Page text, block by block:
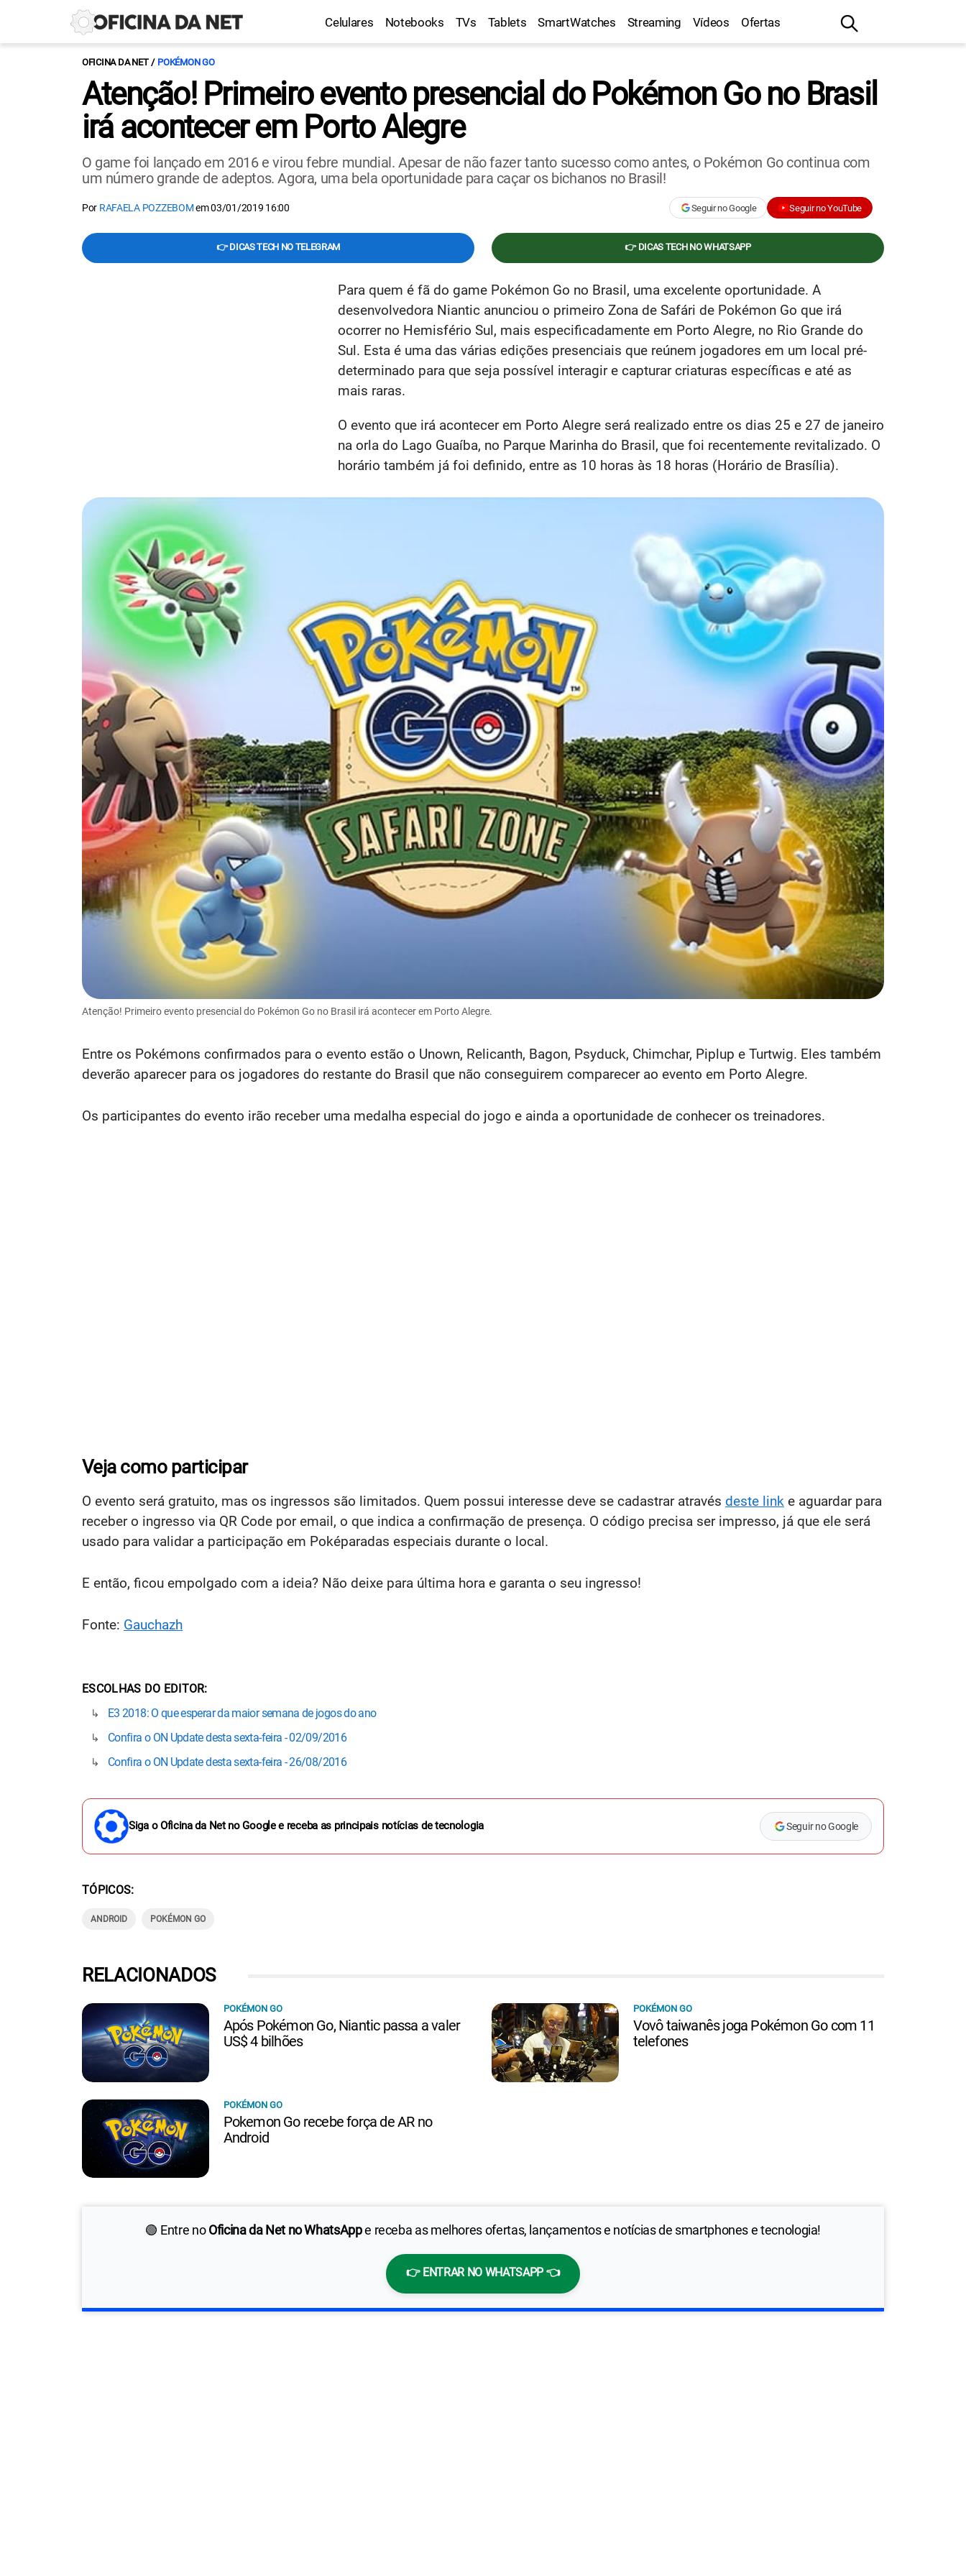
Celulares Notebooks TVs Tablets SmartWatches Streaming Vídeos Ofertas
OFICINA DA NET POKÉMON GO
Atenção! Primeiro evento presencial do Pokémon Go no Brasil
irá acontecer em Porto Alegre
O game foi lançado em 2016 e virou febre mundial. Apesar de não fazer tanto sucesso como antes, o Pokémon Go continua com
um número grande de adeptos. Agora, uma bela oportunidade para caçar os bichanos no Brasil!
Por RAFAELA POZZEBOMem03/01/2019 16:00 Seguir no Google Seguir no YouTube
👉 DICAS TECH NO TELEGRAM 👉 DICAS TECH NO WHATSAPP
Para quem é fã do game Pokémon Go no Brasil, uma excelente oportunidade. A
desenvolvedora Niantic anunciou o primeiro Zona de Safári de Pokémon Go que irá
ocorrer no Hemisfério Sul, mais especificadamente em Porto Alegre, no Rio Grande do
Sul. Esta é uma das várias edições presenciais que reúnem jogadores em um local pré-
determinado para que seja possível interagir e capturar criaturas específicas e até as
mais raras.
O evento que irá acontecer em Porto Alegre será realizado entre os dias 25 e 27 de janeiro
na orla do Lago Guaíba, no Parque Marinha do Brasil, que foi recentemente revitalizado. O
horário também já foi definido, entre as 10 horas às 18 horas (Horário de Brasília).
Atenção! Primeiro evento presencial do Pokémon Go no Brasil irá acontecer em Porto Alegre.
Entre os Pokémons confirmados para o evento estão o Unown, Relicanth, Bagon, Psyduck, Chimchar, Piplup e Turtwig. Eles também
deverão aparecer para os jogadores do restante do Brasil que não conseguirem comparecer ao evento em Porto Alegre.
Os participantes do evento irão receber uma medalha especial do jogo e ainda a oportunidade de conhecer os treinadores.
Veja como participar
O evento será gratuito, mas os ingressos são limitados. Quem possui interesse deve se cadastrar através deste link e aguardar para
receber o ingresso via QR Code por email, o que indica a confirmação de presença. O código precisa ser impresso, já que ele será
usado para validar a participação em Poképaradas especiais durante o local.
E então, ficou empolgado com a ideia? Não deixe para última hora e garanta o seu ingresso!
Fonte: Gauchazh
ESCOLHAS DO EDITOR
E3 2018: O que esperar da maior semana de jogos do ano
Confira o ON Update desta sexta-feira - 02/09/2016
Confira o ON Update desta sexta-feira - 26/08/2016
Siga o Oficina da Net no Google e receba as principais notícias de tecnologia Seguir no Google
TÓPICOS
ANDROID POKÉMON GO
🟢 Entre noOficina da Net no WhatsAppe receba as melhores ofertas, lançamentos e notícias de smartphones e tecnologia!
👉 ENTRAR NO WHATSAPP 👈
RELACIONADOS
POKÉMON GO
Após Pokémon Go, Niantic passa a valer
US$ 4 bilhões
POKÉMON GO
Vovô taiwanês joga Pokémon Go com 11
telefones
POKÉMON GO
Pokemon Go recebe força de AR no
Android